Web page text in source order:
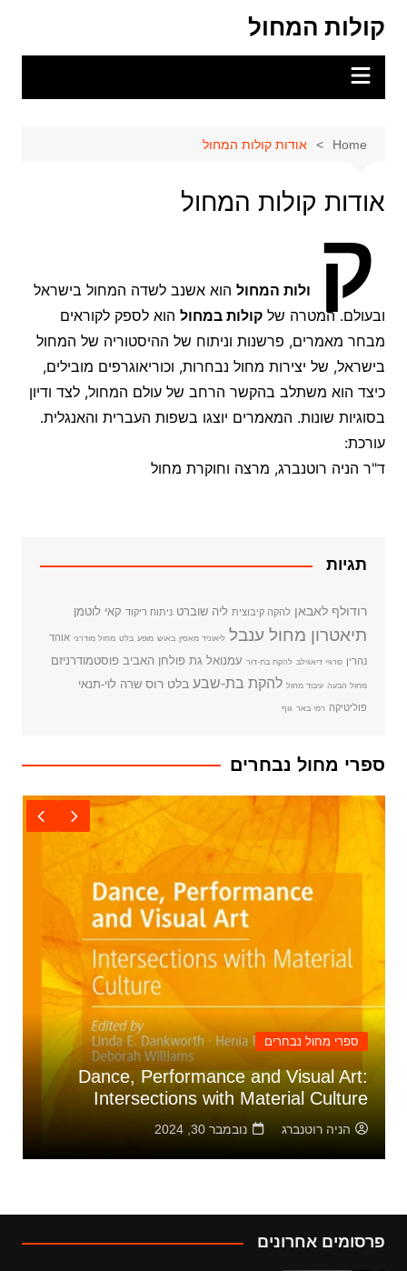
content
קולות המחול
Home אודות קולות המחול
אודות קולות המחול
ק ולות המחול הוא אשנב לשדה המחול בישראל
ובעולם. המטרה של קולות במחולהוא לספק לקוראים
מבחר מאמרים, פרשנות וניתוח של ההיסטוריה של המחול
בישראל, של יצירות מחול נבחרות, וכוריאוגרפים מובילים,
כיצד הוא משתלב בהקשר הרחב של עולם המחול, לצד ודיון
בסוגיות שונות. המאמרים יוצגו בשפות העברית והאנגלית.
עורכת:
ד"ר הניה רוטנברג, מרצה וחוקרת מחול
תגיות
רודולף לאבאן להקה קיבוצית ליה שוברט ניתוח ריקוד קאי לוטמן
תיאטרון מחול ענבל ליאוניד מאסין באוש מופע בלט מחול מודרני אוהד
נהרין סרגיי דיאגילב להקת בת-דור עמנואל גת פולחן האביב פוסטמודרניזם
מחול הבעה עיבוד מחול להקת בת-שבע בלט רוס שרה לוי-תנאי
פוליטיקה רמי באר גוף
ספרי מחול נבחרים
ספרי מחול נבחרים
Dance, Performance and Visual Art:
Intersections with Material Culture
הניה רוטנברג נובמבר 30, 2024
פרסומים אחרונים